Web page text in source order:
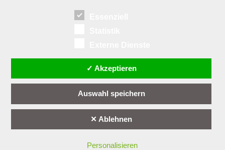
✓ Akzeptieren
Auswahl speichern
✕ Ablehnen
Personalisieren